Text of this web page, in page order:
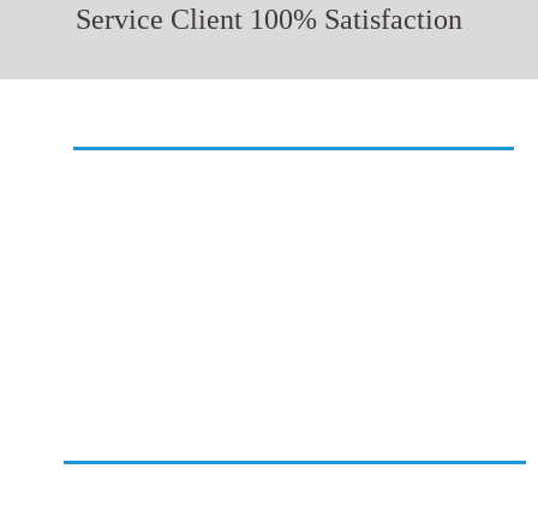
Service Client 100% Satisfaction